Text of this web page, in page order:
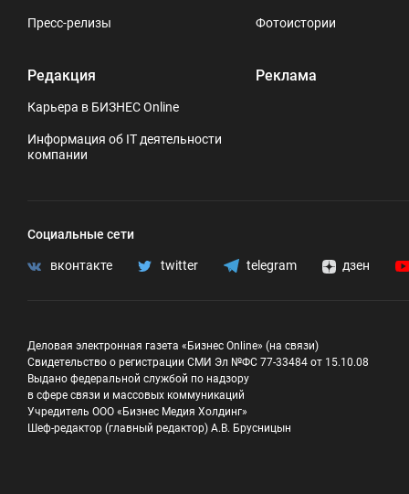
Пресс-релизы
Редакция
Карьера в БИЗНЕС Online
Информация об IT деятельности
компании
Фотоистории
Реклама
Социальные сети
вконтакте twitter telegram дзен
Деловая электронная газета «Бизнес Online» (на связи)
Свидетельство о регистрации СМИ Эл №ФС 77-33484 от 15.10.08
Выдано федеральной службой по надзору
в сфере связи и массовых коммуникаций
Учредитель ООО «Бизнес Медия Холдинг»
Шеф-редактор (главный редактор) А.В. Брусницын